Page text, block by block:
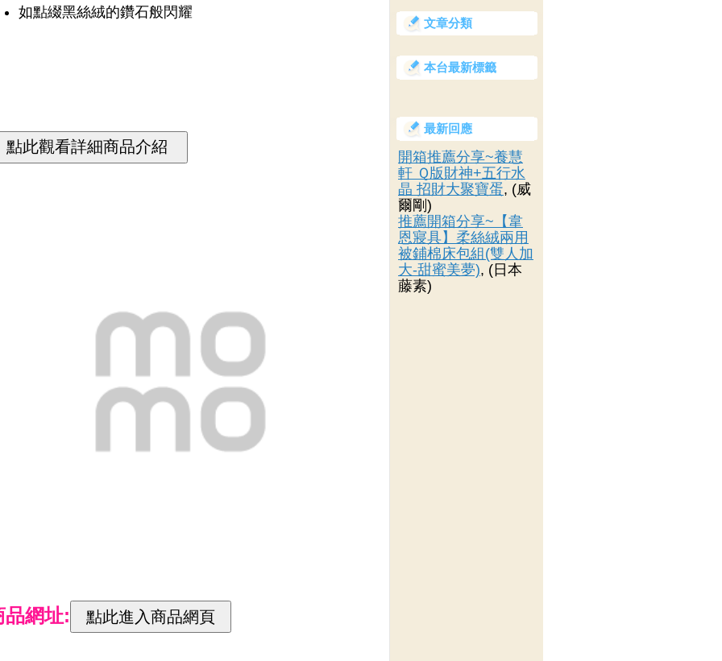
如點綴黑絲絨的鑽石般閃耀
品網址:
文章分類
本台最新標籤
最新回應
開箱推薦分享~養慧
軒 Ｑ版財神+五行水
晶 招財大聚寶蛋, (威
爾剛)
推薦開箱分享~【韋
恩寢具】柔絲絨兩用
被鋪棉床包組(雙人加
大-甜蜜美夢), (日本
藤素)